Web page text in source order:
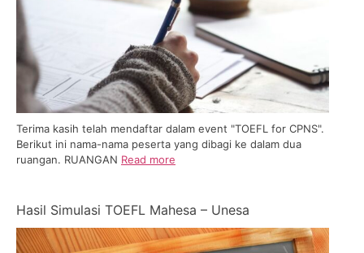
Terima kasih telah mendaftar dalam event "TOEFL for CPNS".
Berikut ini nama-nama peserta yang dibagi ke dalam dua
ruangan. RUANGAN Read more
Hasil Simulasi TOEFL Mahesa – Unesa